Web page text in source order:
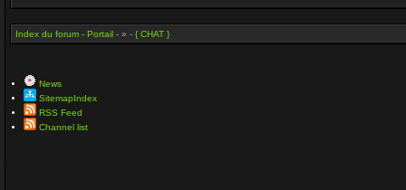
Index du forum - Portail - » - { CHAT }
News
SitemapIndex
RSS Feed
Channel list